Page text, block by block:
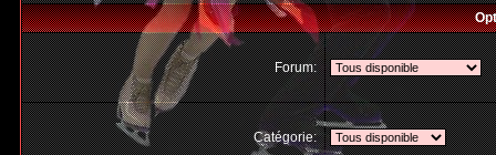
Forum:
Catégorie: